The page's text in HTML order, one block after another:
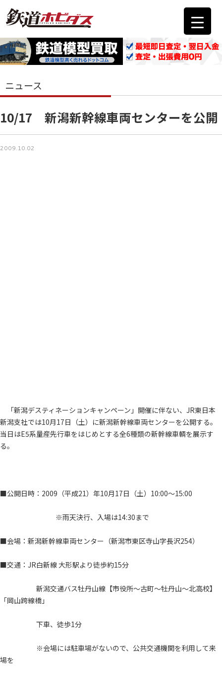
ニュース
10/17 新潟新幹線車両センターを公開
2009.10.02
「新潟デスティネーションキャンペーン」開催に伴ない、JR東日本
新潟支社では10月17日（土）に新潟新幹線車両センターを公開する。
当日はE5系量産先行車をはじめとする全6種類の新幹線車輌を展示す
る。
■公開日時：2009（平成21）年10月17日（土）10:00～15:00
※雨天決行、入場は14:30まで
■会場：新潟新幹線車両センター（新潟市東区寺山字長沢254）
■交通：JR白新線 大形駅より徒歩約15分
新潟交通バス牡丹山線【市役所～古町～牡丹山～北高校】
「岡山跨線橋」
下車、徒歩1分
※会場には駐車場がないので、公共交通機関を利用して来
場を